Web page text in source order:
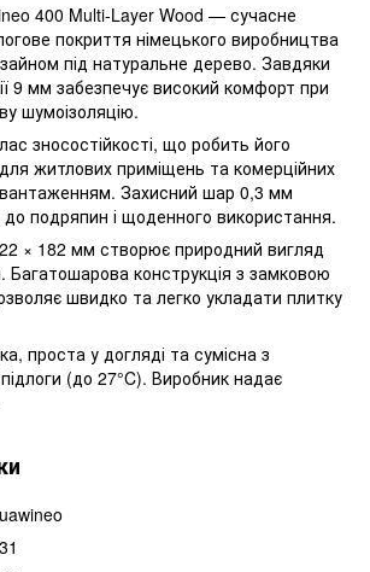
400 Multi-Layer Wood — сучасне
покриття німецького виробництва
під натуральне дерево. Завдяки
9 мм забезпечує високий комфорт при
шумоізоляцію.
зносостійкості, що робить його
житлових приміщень та комерційних
Захисний шар 0,3 мм
до подряпин і щоденного використання.
× 182 мм створює природний вигляд
Багатошарова конструкція з замковою
швидко та легко укладати плитку
проста у догляді та сумісна з
(до 27°C). Виробник надає
uawineo
31